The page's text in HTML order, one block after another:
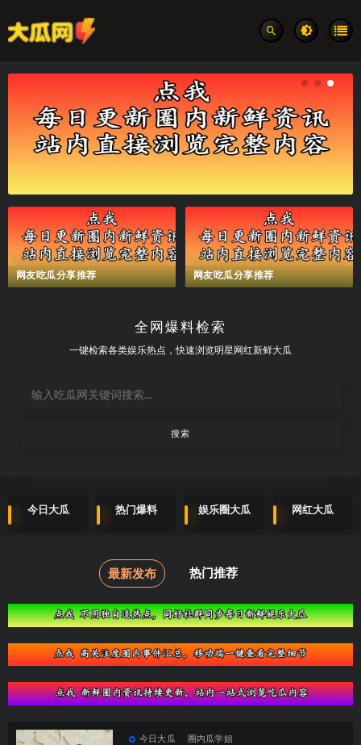
网友吃瓜分享推荐 网友吃瓜分享推荐
全网爆料检索
一键检索各类娱乐热点，快速浏览明星网红新鲜大瓜
今日大瓜 热门爆料 娱乐圈大瓜 网红大瓜
最新发布 热门推荐
今日大瓜 圈内瓜学姐